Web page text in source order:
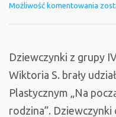
Możliwość komentowania
za
w
Dziewczynki z grupy
Wiktoria S. brały
Plastycznym „Na
rodzina”.